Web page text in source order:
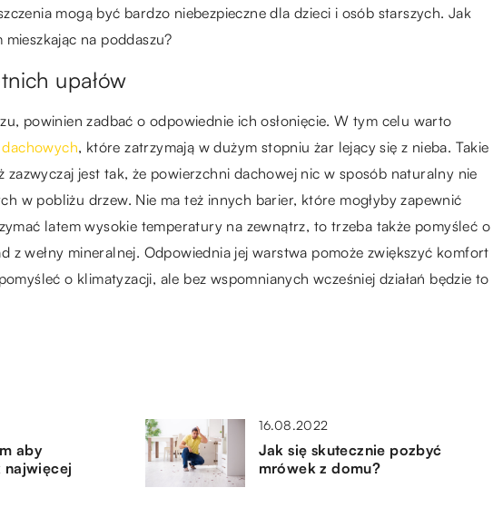
mogą być bardzo niebezpieczne dla dzieci i osób starszych. Jak
na poddaszu?
upałów
powinien zadbać o odpowiednie ich osłonięcie. W tym celu warto
, które zatrzymają w dużym stopniu żar lejący się z nieba. Takie
zazwyczaj jest tak, że powierzchni dachowej nic w sposób naturalny nie
w pobliżu drzew. Nie ma też innych barier, które mogłyby zapewnić
latem wysokie temperatury na zewnątrz, to trzeba także pomyśleć o
z wełny mineralnej. Odpowiednia jej warstwa pomoże zwiększyć komfort
o klimatyzacji, ale bez wspomnianych wcześniej działań będzie to
aby
najwięcej
16.08.2022
Jak się skutecznie pozbyć
mrówek z domu?